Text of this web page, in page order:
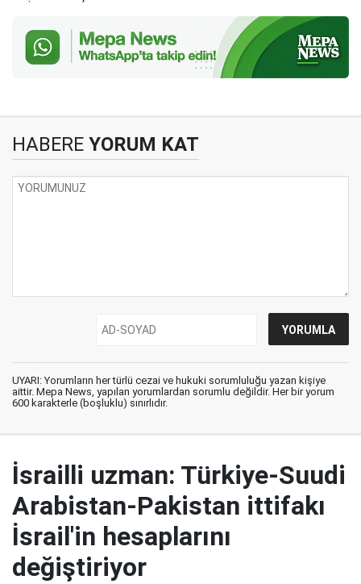
HABERE YORUM KAT
UYARI: Yorumların her türlü cezai ve hukuki sorumluluğu yazan kişiye
aittir. Mepa News, yapılan yorumlardan sorumlu değildir. Her bir yorum
600 karakterle (boşluklu) sınırlıdır.
İsrailli uzman: Türkiye-Suudi
Arabistan-Pakistan ittifakı
İsrail'in hesaplarını
değiştiriyor